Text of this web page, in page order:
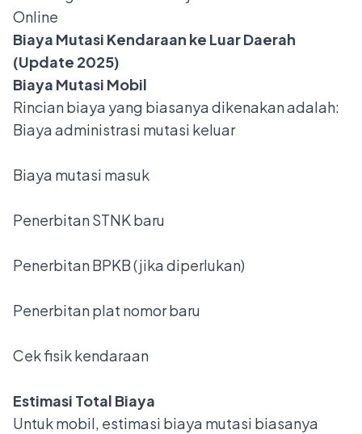
Online
Biaya Mutasi Kendaraan ke Luar Daerah
(Update 2025)
Biaya Mutasi Mobil
Rincian biaya yang biasanya dikenakan adalah:
Biaya administrasi mutasi keluar
Biaya mutasi masuk
Penerbitan STNK baru
Penerbitan BPKB (jika diperlukan)
Penerbitan plat nomor baru
Cek fisik kendaraan
Estimasi Total Biaya
Untuk mobil, estimasi biaya mutasi biasanya